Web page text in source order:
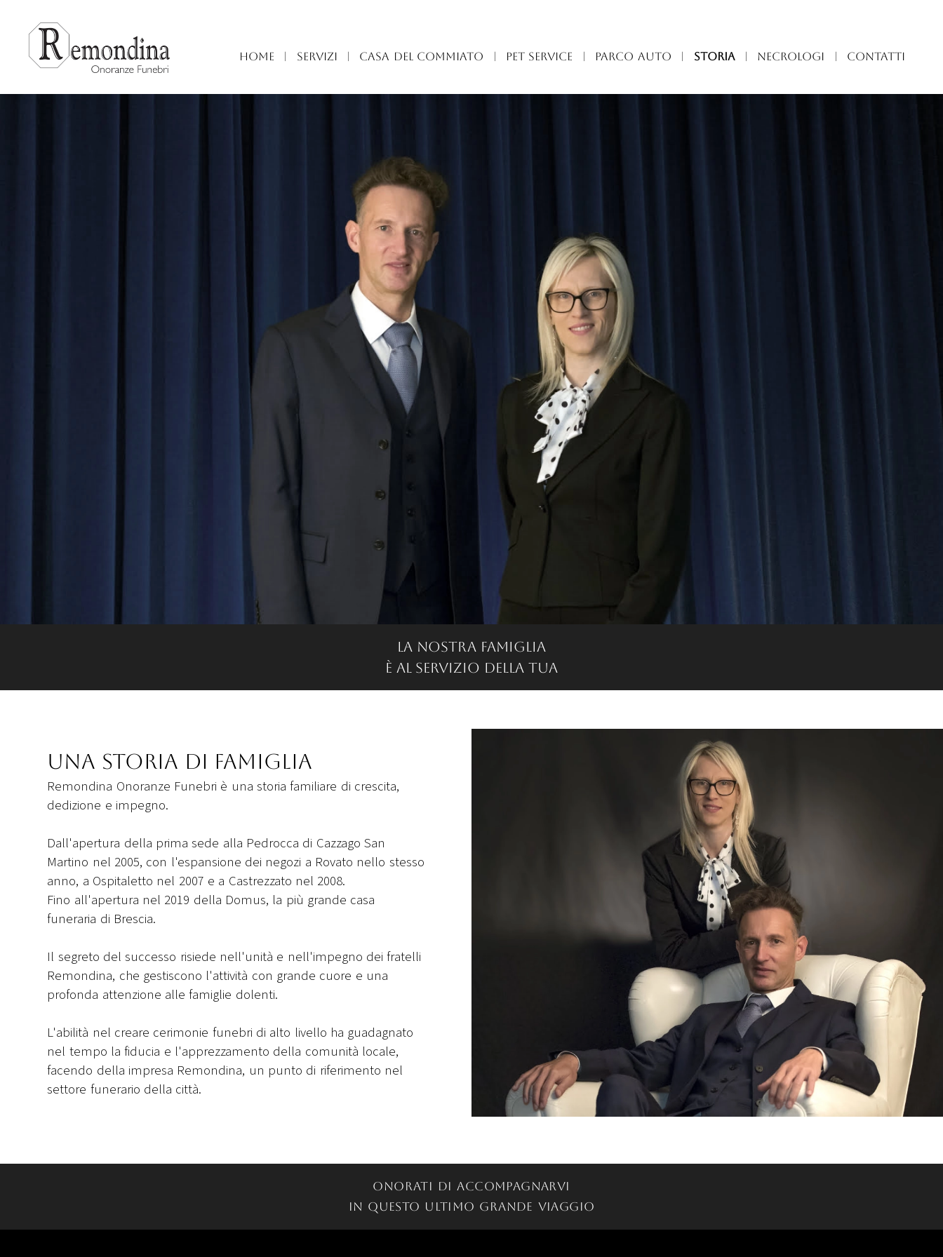
HOME | SERVIZI | CASA DEL COMMIATO | PET SERVICE | PARCO AUTO | STORIA | NECROLOGI | CONTATTI
La nostra famiglia
è al servizio della tua
Una storia di famiglia
Remondina Onoranze Funebri è una storia familiare di crescita,
dedizione e impegno.
Dall'apertura della prima sede alla Pedrocca di Cazzago San
Martino nel 2005, con l'espansione dei negozi a Rovato nello stesso
anno, a Ospitaletto nel 2007 e a Castrezzato nel 2008.
Fino all'apertura nel 2019 della Domus, la più grande casa
funeraria di Brescia.
Il segreto del successo risiede nell'unità e nell'impegno dei fratelli
Remondina, che gestiscono l'attività con grande cuore e una
profonda attenzione alle famiglie dolenti.
L'abilità nel creare cerimonie funebri di alto livello ha guadagnato
nel tempo la fiducia e l'apprezzamento della comunità locale,
facendo della impresa Remondina, un punto di riferimento nel
settore funerario della città.
Onorati di accompagnarvi
in questo ultimo grande viaggio